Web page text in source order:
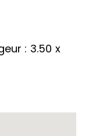
: 3.50 x